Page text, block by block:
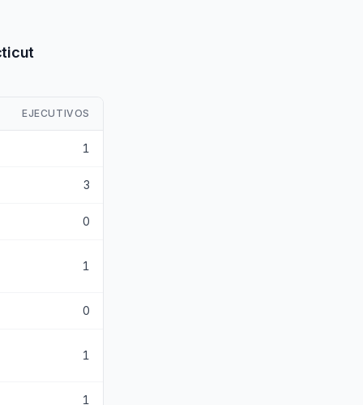
EJECUTIVOS
1
3
0
1
0
1
1